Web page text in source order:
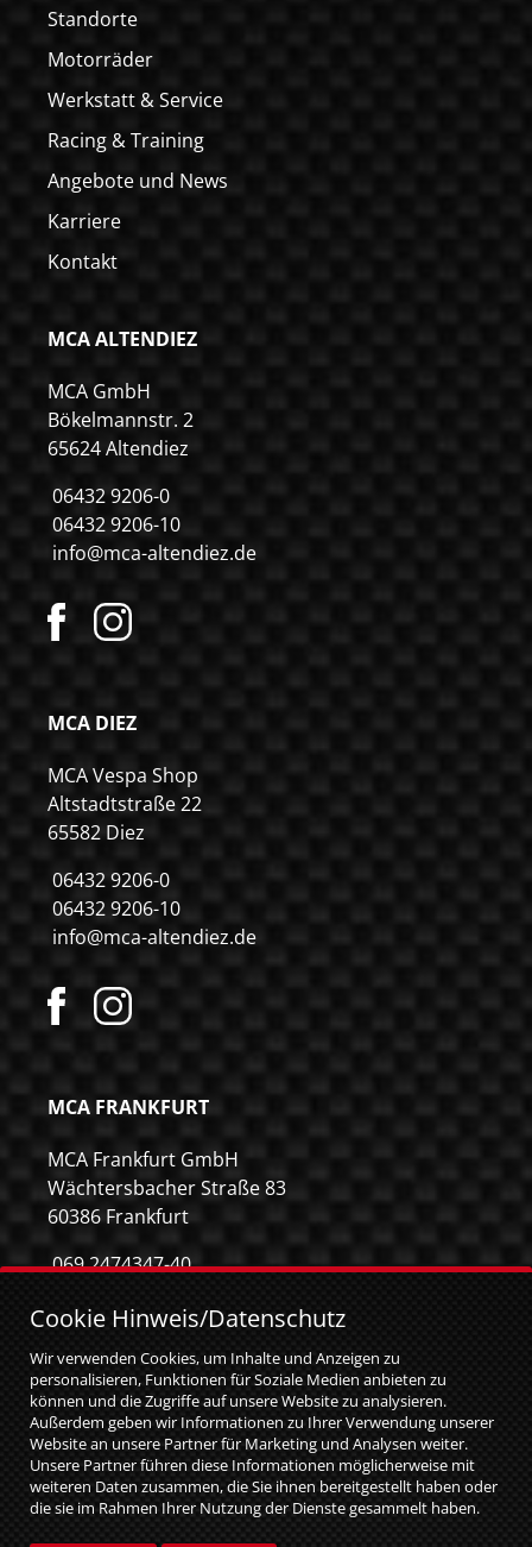
Standorte
Motorräder
Werkstatt & Service
Racing & Training
Angebote und News
Karriere
Kontakt
MCA ALTENDIEZ
MCA GmbH
Bökelmannstr. 2
65624 Altendiez
06432 9206-0
06432 9206-10
info@mca-altendiez.de
MCA DIEZ
MCA Vespa Shop
Altstadtstraße 22
65582 Diez
06432 9206-0
06432 9206-10
info@mca-altendiez.de
MCA FRANKFURT
MCA Frankfurt GmbH
Wächtersbacher Straße 83
60386 Frankfurt
069 2474347-40
info@mca-frankfurt.de
Cookie Hinweis/Datenschutz
Wir verwenden Cookies, um Inhalte und Anzeigen zu
personalisieren, Funktionen für Soziale Medien anbieten zu
können und die Zugriffe auf unsere Website zu analysieren.
Außerdem geben wir Informationen zu Ihrer Verwendung unserer
Website an unsere Partner für Marketing und Analysen weiter.
Unsere Partner führen diese Informationen möglicherweise mit
weiteren Daten zusammen, die Sie ihnen bereitgestellt haben oder
die sie im Rahmen Ihrer Nutzung der Dienste gesammelt haben.